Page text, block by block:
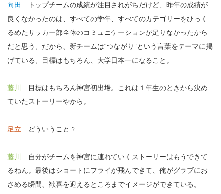
向田
トップチームの成績が注目されがちだけど、昨年の成績が
良くなかったのは、すべての学年、すべてのカテゴリーをひっく
るめたサッカー部全体のコミュニケーションが足りなかったから
だと思う。だから、新チームは“つながり”という言葉をテーマに掲
げている。目標はもちろん、大学日本一になること。
藤川
目標はもちろん神宮初出場。これは１年生のときから決め
ていたストーリーやから。
足立 どういうこと？
藤川
自分がチームを神宮に連れていくストーリーはもうできて
るねん。最後はショートにフライが飛んできて、俺がグラブにお
さめる瞬間、歓喜を迎えるところまでイメージができている。